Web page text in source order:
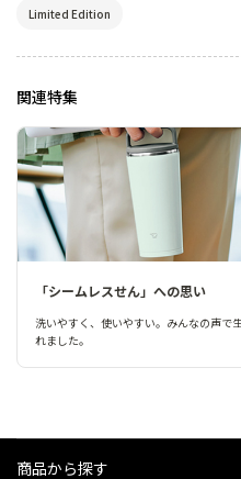
Limited Edition
関連特集
「シームレスせん」への思い
洗いやすく、使いやすい。みんなの声で
れました。
商品から探す